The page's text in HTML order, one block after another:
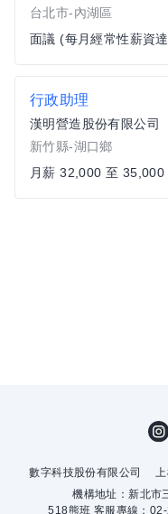
台北市-內湖區
面議 (每月經常性薪資
行政助理
漢明營造股份有限公司
新竹縣-湖口鄉
月薪 32,000 至 35,000
數字科技股份有限公司
機構地址：新北市
518熊班 客服專線：